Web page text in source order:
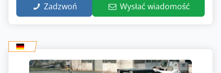
Zadzwoń Wysłać wiadomość